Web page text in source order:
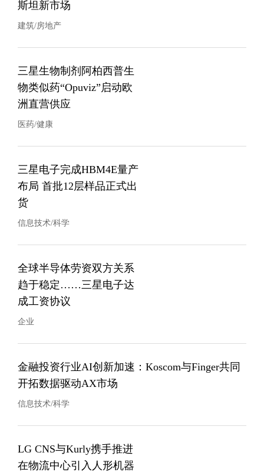
斯坦新市场
建筑/房地产
三星生物制剂阿柏西普生
物类似药“Opuviz”启动欧
洲直营供应
医药/健康
三星电子完成HBM4E量产
布局 首批12层样品正式出
货
信息技术/科学
全球半导体劳资双方关系
趋于稳定……三星电子达
成工资协议
企业
金融投资行业AI创新加速：Koscom与Finger共同
开拓数据驱动AX市场
信息技术/科学
LG CNS与Kurly携手推进
在物流中心引入人形机器